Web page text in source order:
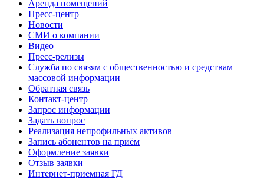
Аренда помещений
Пресс-центр
Новости
СМИ о компании
Видео
Пресс-релизы
Служба по связям с общественностью и средствам
массовой информации
Обратная связь
Контакт-центр
Запрос информации
Задать вопрос
Реализация непрофильных активов
Запись абонентов на приём
Оформление заявки
Отзыв заявки
Интернет-приемная ГД